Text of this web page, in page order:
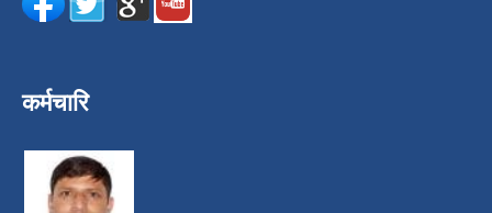
कर्मचारि